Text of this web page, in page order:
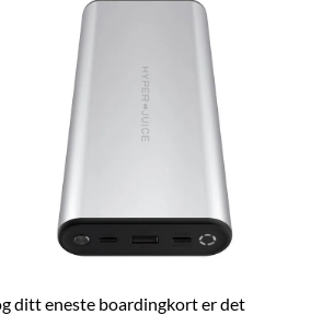
ditt eneste boardingkort er det